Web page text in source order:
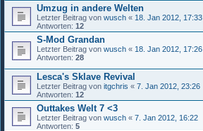
Umzug in andere Welten
Letzter Beitrag von wusch « 18. Jan 2012, 17:33
Antworten: 12
S-Mod Grandan
Letzter Beitrag von wusch « 18. Jan 2012, 17:26
Antworten: 28
Lesca's Sklave Revival
Letzter Beitrag von itgchris « 7. Jan 2012, 23:26
Antworten: 12
Outtakes Welt 7 <3
Letzter Beitrag von wusch « 7. Jan 2012, 16:22
Antworten: 5